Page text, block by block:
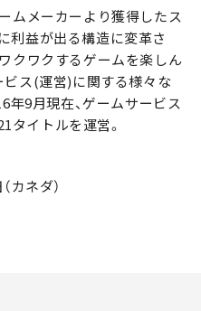
ムメーカーより獲得したス
利益が出る構造に変革さ
クワクするゲームを楽しん
ビス(運営)に関する様々な
年9月現在、ゲームサービス
タイトルを運営。
カネダ）